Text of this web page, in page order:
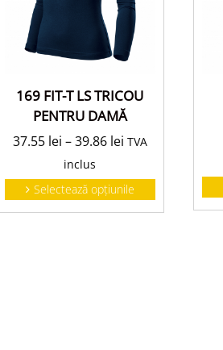
169 FIT-T LS TRICOU
PENTRU DAMĂ
37.55 lei –39.86 lei TVA
inclus
Selectează opțiunile